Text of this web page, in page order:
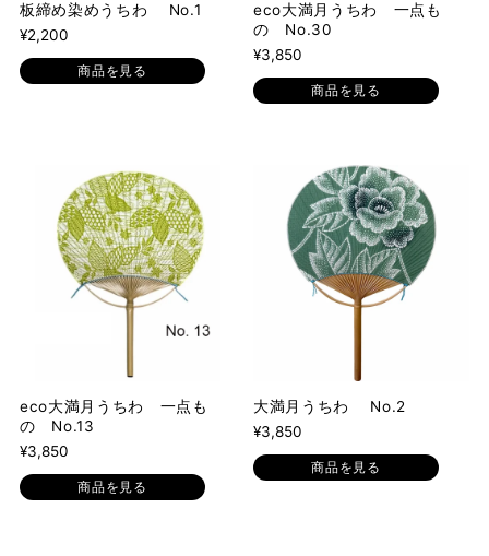
板締め染めうちわ No.1
¥2,200
商品を見る
eco大満月うちわ 一点も
の No.30
¥3,850
商品を見る
eco大満月うちわ 一点も
の No.13
¥3,850
商品を見る
大満月うちわ No.2
¥3,850
商品を見る